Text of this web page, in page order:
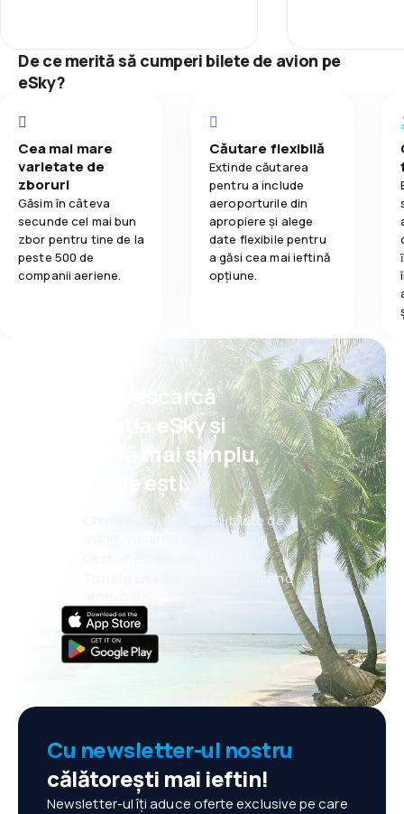
persona, a
Rețeaua de
Prețul
Confort în
Transportul
Mâncare
De ce merită să cumperi bilete de avion pe
eSky?
Cea mai mare
varietate de
zboruri
Găsim în câteva
secunde cel mai bun
zbor pentru tine de la
peste 500 de
companii aeriene.
Căutare flexibilă
Extinde căutarea
pentru a include
aeroporturile din
apropiere și alege
date flexibile pentru
a găsi cea mai ieftină
opțiune.
Psst! Descarcă
aplicația eSky și
rezervă mai simplu,
oriunde ești.
Oferte noi în fiecare zi: bilete de
avion, vacanțe, city break-uri
Totul la un click distanță, oricând
Cu newsletter-ul nostru
călătorești mai ieftin!
Newsletter-ul îți aduce oferte exclusive pe care